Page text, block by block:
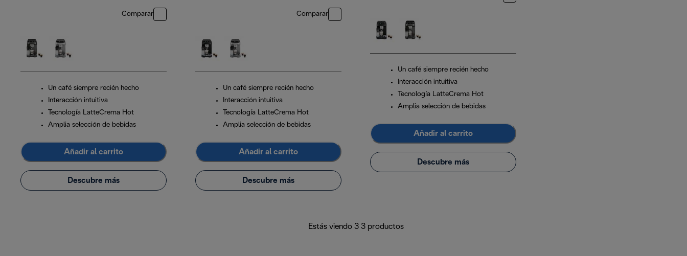
Comparar
Un café siempre recién hecho
Interacción intuitiva
Tecnología LatteCrema Hot
Amplia selección de bebidas
Añadir al carrito
Descubre más
Comparar
Un café siempre recién hecho
Interacción intuitiva
Tecnología LatteCrema Hot
Amplia selección de bebidas
Añadir al carrito
Descubre más
Un café siempre recién hecho
Interacción intuitiva
Tecnología LatteCrema Hot
Amplia selección de bebidas
Añadir al carrito
Descubre más
Estás viendo 3 3 productos